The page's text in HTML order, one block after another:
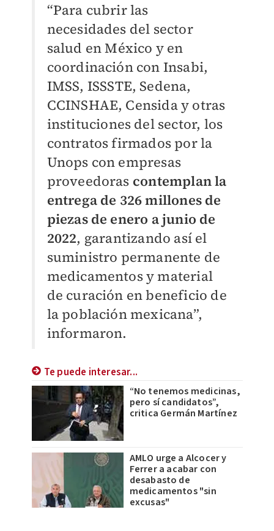
“Para cubrir las
necesidades del sector
salud en México y en
coordinación con Insabi,
IMSS, ISSSTE, Sedena,
CCINSHAE, Censida y otras
instituciones del sector, los
contratos firmados por la
Unops con empresas
proveedoras contemplan la
entrega de 326 millones de
piezas de enero a junio de
2022, garantizando así el
suministro permanente de
medicamentos y material
de curación en beneficio de
la población mexicana”,
informaron.
Te puede interesar...
“No tenemos medicinas,
pero sí candidatos”,
critica Germán Martínez
AMLO urge a Alcocer y
Ferrer a acabar con
desabasto de
medicamentos "sin
excusas"